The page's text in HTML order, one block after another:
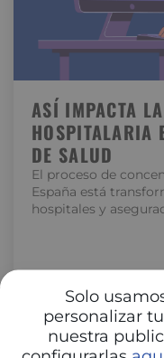
Solo
personalizar
nuestra
ASÍ IMPACTA
HOSPITALARIA
DE SALUD
El proceso de
España está
hospitales y